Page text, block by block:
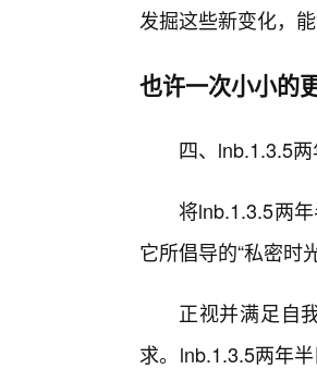
发掘这些新变化，
也许一次小小的
四、lnb.1.3.5
将lnb.1.3.5两
它所倡导的“私密时
正视并满足自
求。lnb.1.3.5两年